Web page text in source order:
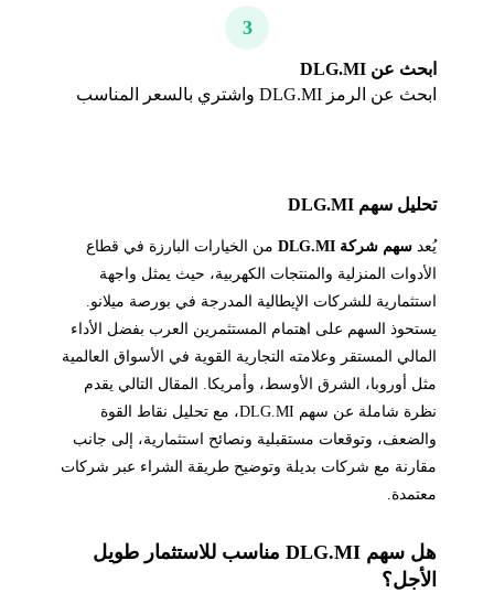
3
ابحث عن DLG.MI
ابحث عن الرمز DLG.MI واشتري بالسعر المناسب
تحليل سهم DLG.MI
يُعد سهم شركة DLG.MI
من الخيارات البارزة في قطاع
الأدوات المنزلية والمنتجات الكهربية، حيث يمثل واجهة
استثمارية للشركات الإيطالية المدرجة في بورصة ميلانو.
يستحوذ السهم على اهتمام المستثمرين العرب بفضل الأداء
المالي المستقر وعلامته التجارية القوية في الأسواق العالمية
مثل أوروبا، الشرق الأوسط، وأمريكا. المقال التالي يقدم
نظرة شاملة عن سهم DLG.MI، مع تحليل نقاط القوة
والضعف، وتوقعات مستقبلية ونصائح استثمارية، إلى جانب
مقارنة مع شركات بديلة وتوضيح طريقة الشراء عبر شركات
معتمدة.
هل سهم DLG.MI مناسب للاستثمار طويل
الأجل؟